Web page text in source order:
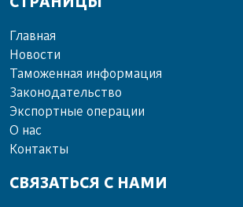
Главная
Новости
Таможенная информация
Законодательство
Экспортные операции
О нас
Контакты
СВЯЗАТЬСЯ С НАМИ